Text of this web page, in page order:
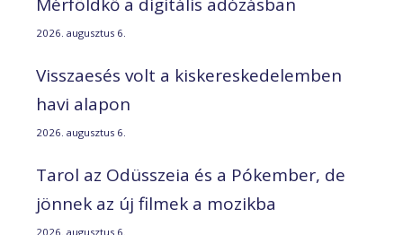
2026. augusztus 6.
Visszaesés volt a kiskereskedelemben
havi alapon
2026. augusztus 6.
Tarol az Odüsszeia és a Pókember, de
jönnek az új filmek a mozikba
2026. augusztus 6.